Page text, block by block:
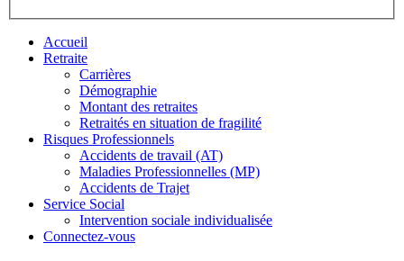
Accueil
Retraite
Carrières
Démographie
Montant des retraites
Retraités en situation de fragilité
Risques Professionnels
Accidents de travail (AT)
Maladies Professionnelles (MP)
Accidents de Trajet
Service Social
Intervention sociale individualisée
Connectez-vous